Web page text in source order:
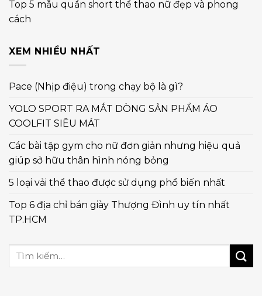
Top 5 mẫu quần short thể thao nữ đẹp và phong
cách
XEM NHIỀU NHẤT
Pace (Nhịp điệu) trong chạy bộ là gì?
YOLO SPORT RA MẮT DÒNG SẢN PHẨM ÁO
COOLFIT SIÊU MÁT
Các bài tập gym cho nữ đơn giản nhưng hiệu quả
giúp sở hữu thân hình nóng bỏng
5 loại vải thể thao được sử dụng phổ biến nhất
Top 6 địa chỉ bán giày Thượng Đình uy tín nhất
TP.HCM